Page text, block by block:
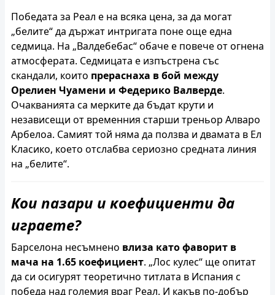
Победата за Реал е на всяка цена, за да могат
„белите“ да държат интригата поне още една
седмица. На „Валдебебас“ обаче е повече от огнена
атмосферата. Седмицата е изпъстрена със
скандали, които прераснаха в бой между
Орелиен Чуамени и Федерико Валверде.
Очакванията са мерките да бъдат крути и
независещи от временния старши треньор Алваро
Арбелоа. Самият той няма да ползва и двамата в Ел
Класико, което отслабва сериозно средната линия
на „белите“.
Кои пазари и коефициенти да
играете?
Барселона несъмнено влиза като фаворит в
мача на 1.65 коефициент. „Лос кулес“ ще опитат
да си осигурят теоретично титлата в Испания с
победа над големия враг Реал. И какъв по-добър